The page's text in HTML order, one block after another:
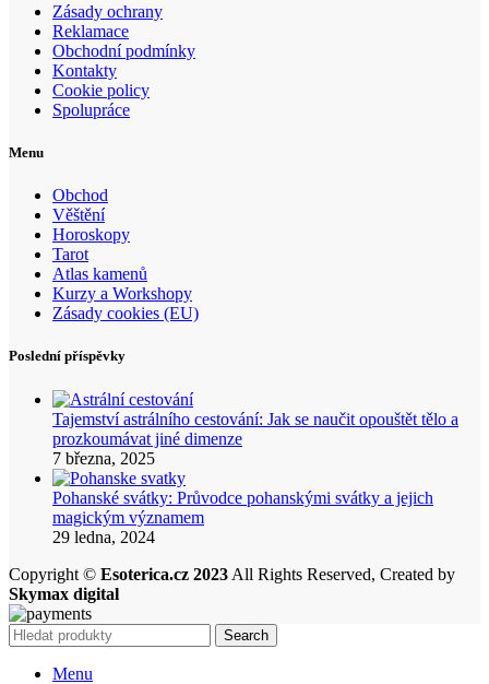
Zásady ochrany
Reklamace
Obchodní podmínky
Kontakty
Cookie policy
Spolupráce
Menu
Obchod
Věštění
Horoskopy
Tarot
Atlas kamenů
Kurzy a Workshopy
Zásady cookies (EU)
Poslední příspěvky
Tajemství astrálního cestování: Jak se naučit opouštět tělo a
prozkoumávat jiné dimenze
7 března, 2025
Pohanské svátky: Průvodce pohanskými svátky a jejich
magickým významem
29 ledna, 2024
Copyright © Esoterica.cz 2023 All Rights Reserved, Created by
Skymax digital
Search
Menu